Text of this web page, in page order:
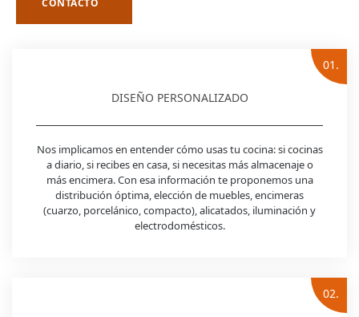
CONTACTO
01.
DISEÑO PERSONALIZADO
Nos implicamos en entender cómo usas tu cocina: si cocinas
a diario, si recibes en casa, si necesitas más almacenaje o
más encimera. Con esa información te proponemos una
distribución óptima, elección de muebles, encimeras
(cuarzo, porcelánico, compacto), alicatados, iluminación y
electrodomésticos.
02.